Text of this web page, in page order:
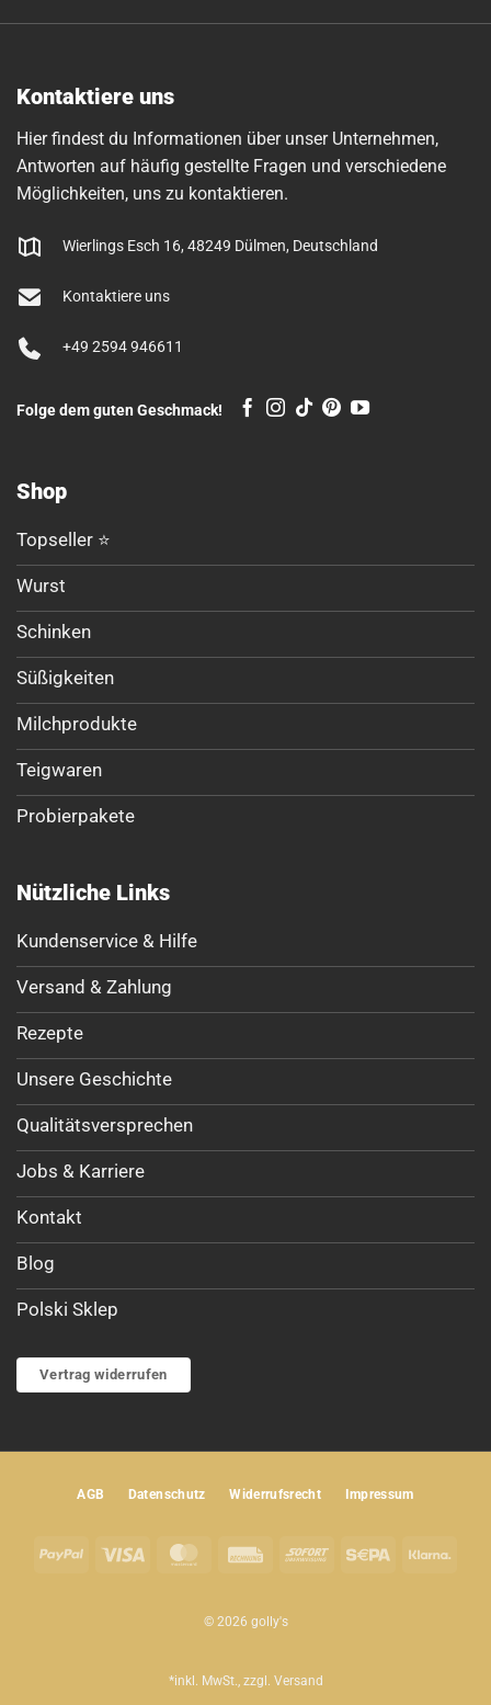
Kontaktiere uns
Hier findest du Informationen über unser Unternehmen,
Antworten auf häufig gestellte Fragen und verschiedene
Möglichkeiten, uns zu kontaktieren.
Wierlings Esch 16, 48249 Dülmen, Deutschland
Kontaktiere uns
+49 2594 946611
Folge dem guten Geschmack!
Shop
Topseller ⭐
Wurst
Schinken
Süßigkeiten
Milchprodukte
Teigwaren
Probierpakete
Nützliche Links
Kundenservice & Hilfe
Versand & Zahlung
Rezepte
Unsere Geschichte
Qualitätsversprechen
Jobs & Karriere
Kontakt
Blog
Polski Sklep
Vertrag widerrufen
AGB Datenschutz Widerrufsrecht Impressum
PayPal Visa MasterCardRechungSofort Sepa
© 2026 golly's
*inkl. MwSt., zzgl. Versand